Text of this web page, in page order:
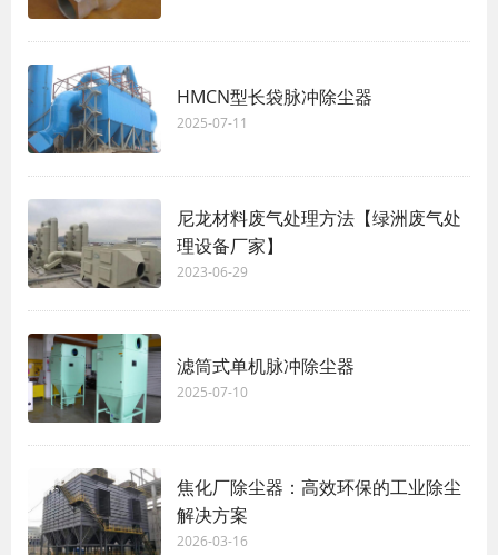
HMCN型长袋脉冲除尘器
2025-07-11
尼龙材料废气处理方法【绿洲废气处
理设备厂家】
2023-06-29
滤筒式单机脉冲除尘器
2025-07-10
焦化厂除尘器：高效环保的工业除尘
解决方案
2026-03-16